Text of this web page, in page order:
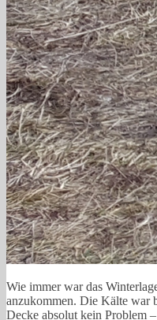
Wie immer war das
anzukommen. Die Kälte war
Decke absolut kein Problem